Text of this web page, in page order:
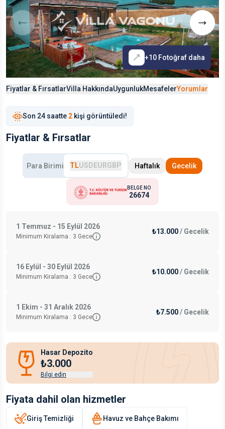
+10 Fotoğraf daha
Fiyatlar & FırsatlarVilla HakkındaUygunlukMesafelerYorumlar
Son 24 saatte 2 kişi görüntüledi!
Fiyatlar & Fırsatlar
Para Birimi TLUSD EURGBP Haftalık Gecelik
BELGE NO
26674
1 Temmuz - 15 Eylül 2026
Minimum Kiralama : 3 Gece
₺13.000/ Gecelik
16 Eylül - 30 Eylül 2026
Minimum Kiralama : 3 Gece
₺10.000/ Gecelik
1 Ekim - 31 Aralık 2026
Minimum Kiralama : 3 Gece
₺7.500/ Gecelik
Hasar Depozito
₺3.000
Bilgi edin
Fiyata dahil olan hizmetler
Giriş Temizliği Havuz ve Bahçe Bakımı